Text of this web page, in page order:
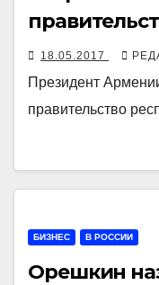
18.05.2017
Президент
правительство
БИЗНЕС В РОССИИ
Орешкин